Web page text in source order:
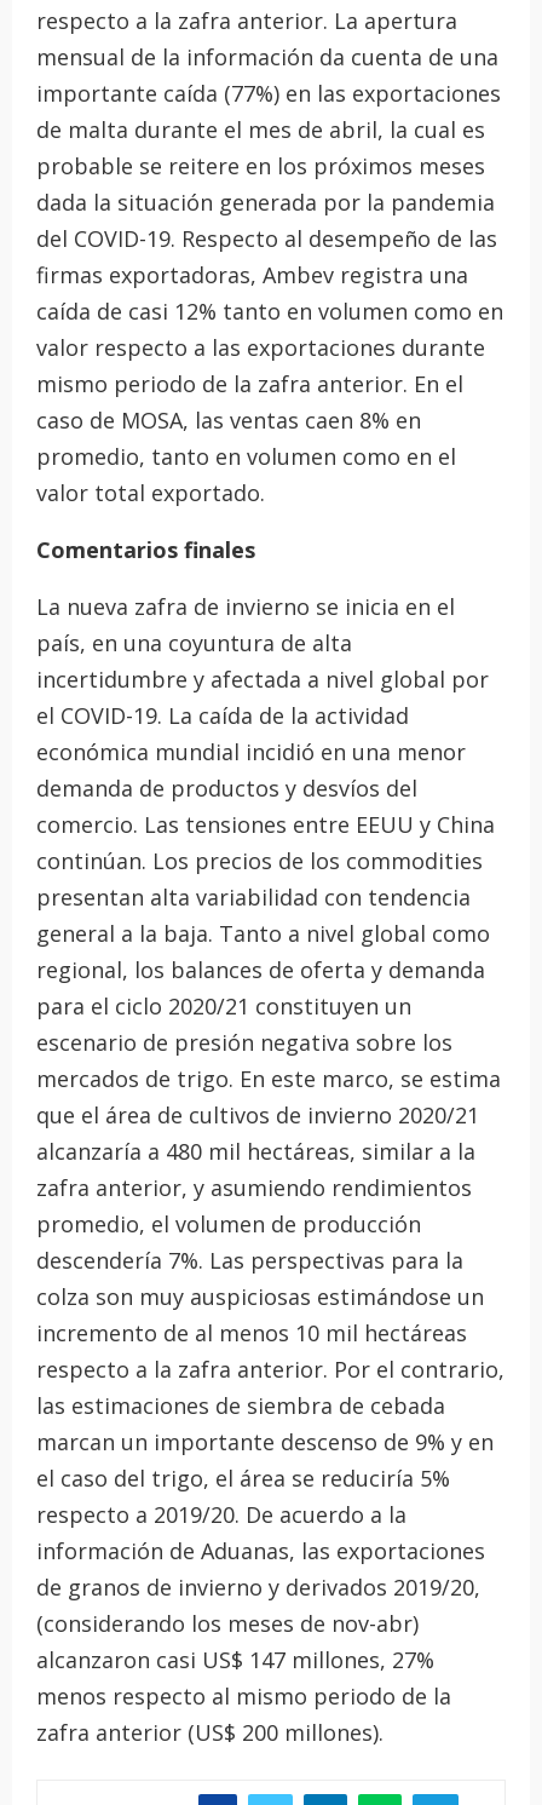
respecto a la zafra anterior. La apertura
mensual de la información da cuenta de una
importante caída (77%) en las exportaciones
de malta durante el mes de abril, la cual es
probable se reitere en los próximos meses
dada la situación generada por la pandemia
del COVID-19. Respecto al desempeño de las
firmas exportadoras, Ambev registra una
caída de casi 12% tanto en volumen como en
valor respecto a las exportaciones durante
mismo periodo de la zafra anterior. En el
caso de MOSA, las ventas caen 8% en
promedio, tanto en volumen como en el
valor total exportado.
Comentarios finales
La nueva zafra de invierno se inicia en el
país, en una coyuntura de alta
incertidumbre y afectada a nivel global por
el COVID-19. La caída de la actividad
económica mundial incidió en una menor
demanda de productos y desvíos del
comercio. Las tensiones entre EEUU y China
continúan. Los precios de los commodities
presentan alta variabilidad con tendencia
general a la baja. Tanto a nivel global como
regional, los balances de oferta y demanda
para el ciclo 2020/21 constituyen un
escenario de presión negativa sobre los
mercados de trigo. En este marco, se estima
que el área de cultivos de invierno 2020/21
alcanzaría a 480 mil hectáreas, similar a la
zafra anterior, y asumiendo rendimientos
promedio, el volumen de producción
descendería 7%. Las perspectivas para la
colza son muy auspiciosas estimándose un
incremento de al menos 10 mil hectáreas
respecto a la zafra anterior. Por el contrario,
las estimaciones de siembra de cebada
marcan un importante descenso de 9% y en
el caso del trigo, el área se reduciría 5%
respecto a 2019/20. De acuerdo a la
información de Aduanas, las exportaciones
de granos de invierno y derivados 2019/20,
(considerando los meses de nov-abr)
alcanzaron casi US$ 147 millones, 27%
menos respecto al mismo periodo de la
zafra anterior (US$ 200 millones).